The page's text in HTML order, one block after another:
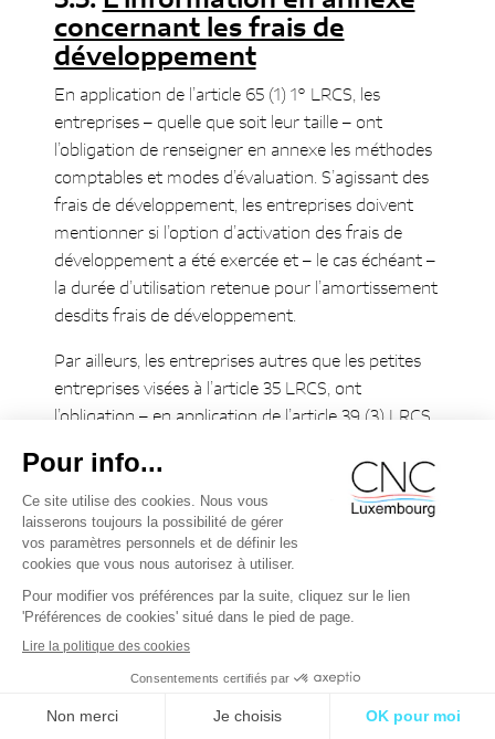
concernant les frais de
développement
En application de l’article 65 (1) 1° LRCS, les
entreprises – quelle que soit leur taille – ont
l’obligation de renseigner en annexe les méthodes
comptables et modes d’évaluation. S’agissant des
frais de développement, les entreprises doivent
mentionner si l’option d’activation des frais de
développement a été exercée et – le cas échéant –
la durée d’utilisation retenue pour l’amortissement
desdits frais de développement.
Par ailleurs, les entreprises autres que les petites
entreprises visées à l’article 35 LRCS, ont
l’obligation – en application de l’article 39 (3) LRCS
entrées, sorties, transferts, corrections de valeur
cumulées) des différents postes de l’actif
immobilisé en ce compris les mouvements relatifs
aux frais de développement « activés » en tant que
En outre et conformément aux principes
comptables généraux, si l’application des
dispositions légales prévues ne suffit pas pour
donner l’image fidèle visée à l’article 26 (3) LRCS